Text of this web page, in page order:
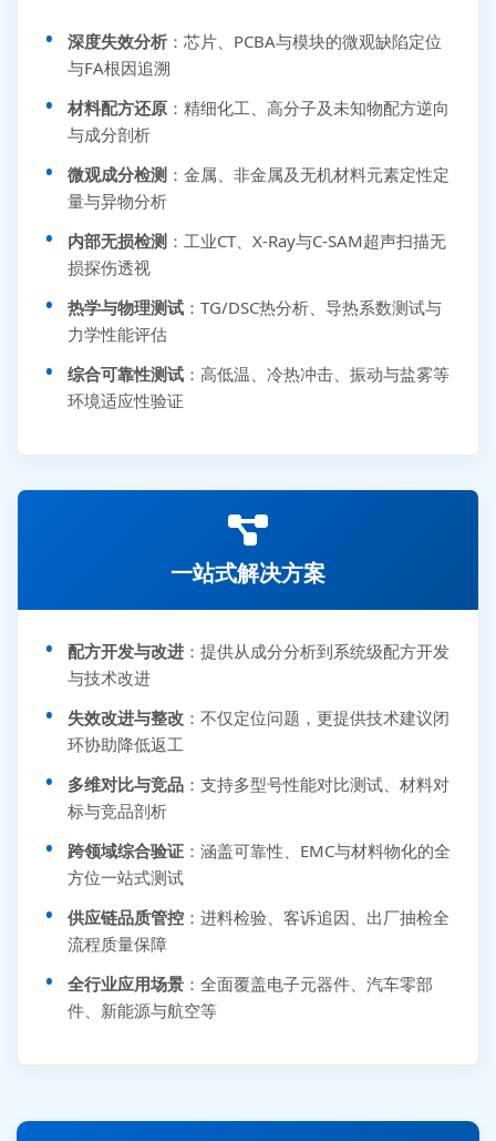
深度失效分析 ：芯片、PCBA与模块的微观缺陷定位
与FA根因追溯
材料配方还原 ：精细化工、高分子及未知物配方逆向
与成分剖析
微观成分检测 ：金属、非金属及无机材料元素定性定
量与异物分析
内部无损检测 ：工业CT、X-Ray与C-SAM超声扫描无
损探伤透视
热学与物理测试 ：TG/DSC热分析、导热系数测试与
力学性能评估
综合可靠性测试 ：高低温、冷热冲击、振动与盐雾等
环境适应性验证
一站式解决方案
配方开发与改进 ：提供从成分分析到系统级配方开发
与技术改进
失效改进与整改 ：不仅定位问题，更提供技术建议闭
环协助降低返工
多维对比与竞品 ：支持多型号性能对比测试、材料对
标与竞品剖析
跨领域综合验证 ：涵盖可靠性、EMC与材料物化的全
方位一站式测试
供应链品质管控 ：进料检验、客诉追因、出厂抽检全
流程质量保障
全行业应用场景 ：全面覆盖电子元器件、汽车零部
件、新能源与航空等
张先生 138****5889 刚刚提交EMC报价需求